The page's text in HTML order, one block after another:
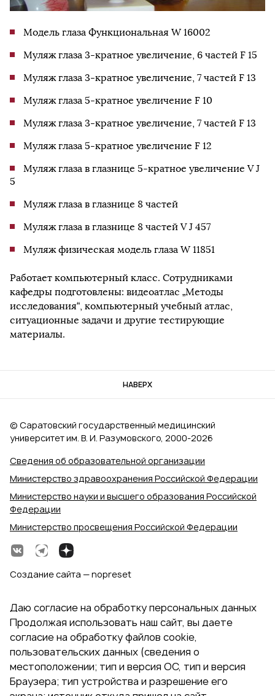
Модель глаза Функциональная W 16002
Муляж глаза 3-кратное увеличение, 6 частей F 15
Муляж глаза 3-кратное увеличение, 7 частей F 13
Муляж глаза 5-кратное увеличение F 10
Муляж глаза 3-кратное увеличение, 7 частей F 13
Муляж глаза 5-кратное увеличение F 12
Муляж глаза в глазнице 5-кратное увеличение V J
5
Муляж глаза в глазнице 8 частей
Муляж глаза в глазнице 8 частей V J 457
Муляж физическая модель глаза W 11851
Работает компьютерный класс. Сотрудниками
кафедры подготовлены: видеоатлас „Методы
исследования“, компьютерный учебный атлас,
ситуационные задачи и другие тестирующие
материалы.
НАВЕРХ
Сведения об образовательной организации
Министерство здравоохранения Российской Федерации
Министерство науки и высшего образования Российской
Федерации
Министерство просвещения Российской Федерации
© Саратовский государственный медицинский
университет им. В. И. Разумовского, 2000‑2026
Создание сайта — nopreset
Даю согласие на обработку персональных данных
Продолжая использовать наш сайт, вы даете
согласие на обработку файлов cookie,
пользовательских данных (сведения о
местоположении; тип и версия ОС, тип и версия
Браузера; тип устройства и разрешение его